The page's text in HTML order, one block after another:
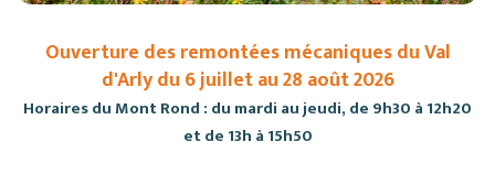
Ouverture des remontées mécaniques du Val
d'Arly du 6 juillet au 28 août 2026
Horaires du Mont Rond : du mardi au jeudi, de 9h30 à 12h20
et de 13h à 15h50